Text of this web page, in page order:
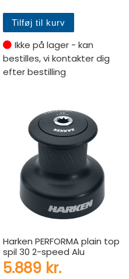
Tilføj til kurv
Ikke på lager - kan
bestilles, vi kontakter dig
efter bestilling
Harken PERFORMA plain top
spil 30 2-speed Alu
5.889 kr.